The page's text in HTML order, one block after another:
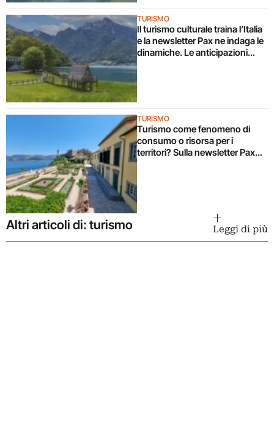
TURISMO
Il turismo culturale traina l’Italia
e la newsletter Pax ne indaga le
dinamiche. Le anticipazioni
TURISMO
Turismo come fenomeno di
consumo o risorsa per i
territori? Sulla newsletter Pax
Altri articoli di: turismo Leggi di più